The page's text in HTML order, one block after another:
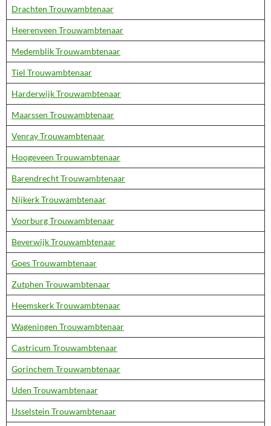
Drachten Trouwambtenaar
Heerenveen Trouwambtenaar
Medemblik Trouwambtenaar
Tiel Trouwambtenaar
Harderwijk Trouwambtenaar
Maarssen Trouwambtenaar
Venray Trouwambtenaar
Hoogeveen Trouwambtenaar
Barendrecht Trouwambtenaar
Nijkerk Trouwambtenaar
Voorburg Trouwambtenaar
Beverwijk Trouwambtenaar
Goes Trouwambtenaar
Zutphen Trouwambtenaar
Heemskerk Trouwambtenaar
Wageningen Trouwambtenaar
Castricum Trouwambtenaar
Gorinchem Trouwambtenaar
Uden Trouwambtenaar
IJsselstein Trouwambtenaar